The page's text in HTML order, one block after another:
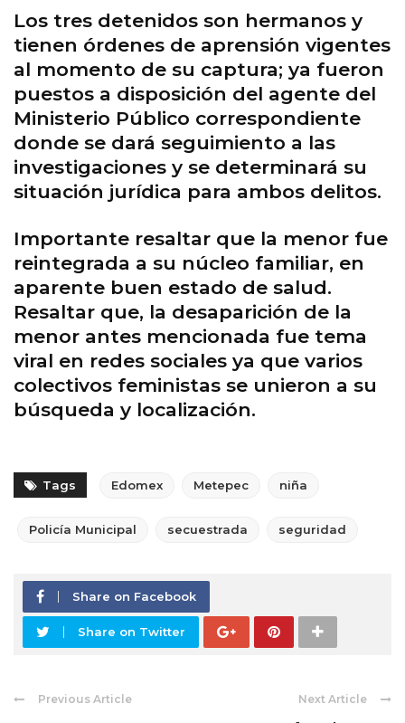
Los tres detenidos son hermanos y
tienen órdenes de aprensión vigentes
al momento de su captura; ya fueron
puestos a disposición del agente del
Ministerio Público correspondiente
donde se dará seguimiento a las
investigaciones y se determinará su
situación jurídica para ambos delitos.
Importante resaltar que la menor fue
reintegrada a su núcleo familiar, en
aparente buen estado de salud.
Resaltar que, la desaparición de la
menor antes mencionada fue tema
viral en redes sociales ya que varios
colectivos feministas se unieron a su
búsqueda y localización.
Tags Edomex Metepec niña
Policía Municipal secuestrada seguridad
Share on Facebook
Share on Twitter
Previous Article Next Article